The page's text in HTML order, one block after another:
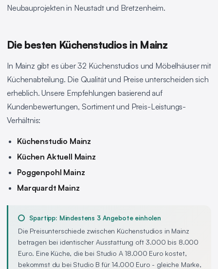
Neubauprojekten in Neustadt und Bretzenheim.
Die besten Küchenstudios in Mainz
In Mainz gibt es über 32 Küchenstudios und Möbelhäuser mit
Küchenabteilung. Die Qualität und Preise unterscheiden sich
erheblich. Unsere Empfehlungen basierend auf
Kundenbewertungen, Sortiment und Preis-Leistungs-
Verhältnis:
Küchenstudio Mainz
Küchen Aktuell Mainz
Poggenpohl Mainz
Marquardt Mainz
Spartipp: Mindestens 3 Angebote einholen
Die Preisunterschiede zwischen Küchenstudios in Mainz
betragen bei identischer Ausstattung oft 3.000 bis 8.000
Euro. Eine Küche, die bei Studio A 18.000 Euro kostet,
bekommst du bei Studio B für 14.000 Euro - gleiche Marke,